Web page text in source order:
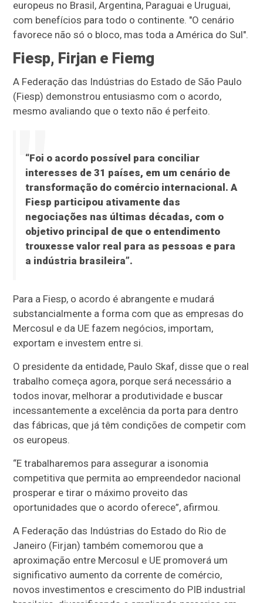
europeus no Brasil, Argentina, Paraguai e Uruguai,
com benefícios para todo o continente. "O cenário
favorece não só o bloco, mas toda a América do Sul".
Fiesp, Firjan e Fiemg
A Federação das Indústrias do Estado de São Paulo
(Fiesp) demonstrou entusiasmo com o acordo,
mesmo avaliando que o texto não é perfeito.
“Foi o acordo possível para conciliar
interesses de 31 países, em um cenário de
transformação do comércio internacional. A
Fiesp participou ativamente das
negociações nas últimas décadas, com o
objetivo principal de que o entendimento
trouxesse valor real para as pessoas e para
a indústria brasileira”.
Para a Fiesp, o acordo é abrangente e mudará
substancialmente a forma com que as empresas do
Mercosul e da UE fazem negócios, importam,
exportam e investem entre si.
O presidente da entidade, Paulo Skaf, disse que o real
trabalho começa agora, porque será necessário a
todos inovar, melhorar a produtividade e buscar
incessantemente a excelência da porta para dentro
das fábricas, que já têm condições de competir com
os europeus.
“E trabalharemos para assegurar a isonomia
competitiva que permita ao empreendedor nacional
prosperar e tirar o máximo proveito das
oportunidades que o acordo oferece”, afirmou.
A Federação das Indústrias do Estado do Rio de
Janeiro (Firjan) também comemorou que a
aproximação entre Mercosul e UE promoverá um
significativo aumento da corrente de comércio,
novos investimentos e crescimento do PIB industrial